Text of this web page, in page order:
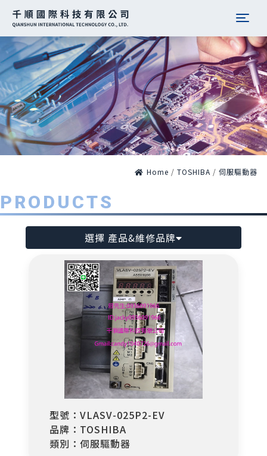
Home / TOSHIBA / 伺服驅動器
PRODUCTS
選擇 產品&維修品牌
型號：VLASV-025P2-EV
品牌：TOSHIBA
類別：伺服驅動器